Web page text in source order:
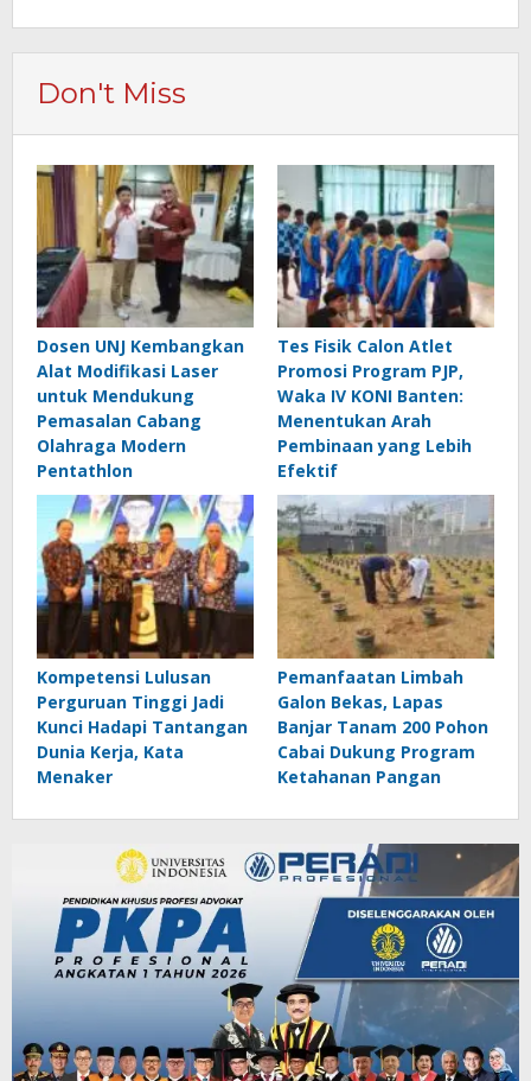
Don't Miss
Dosen UNJ Kembangkan
Alat Modifikasi Laser
untuk Mendukung
Pemasalan Cabang
Olahraga Modern
Pentathlon
Tes Fisik Calon Atlet
Promosi Program PJP,
Waka IV KONI Banten:
Menentukan Arah
Pembinaan yang Lebih
Efektif
Kompetensi Lulusan
Perguruan Tinggi Jadi
Kunci Hadapi Tantangan
Dunia Kerja, Kata
Menaker
Pemanfaatan Limbah
Galon Bekas, Lapas
Banjar Tanam 200 Pohon
Cabai Dukung Program
Ketahanan Pangan